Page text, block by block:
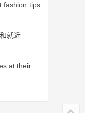
fashion tips
就近
at their